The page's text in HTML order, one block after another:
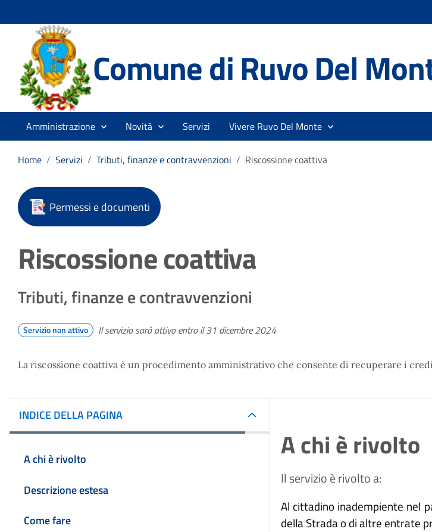
Comune di Ruvo Del
Amministrazione Novità Servizi Vivere Ruvo Del Monte
Home / Servizi / Tributi, finanze e contravvenzioni / Riscossione coattiva
Permessi e documenti
Riscossione coattiva
Tributi, finanze e contravvenzioni
Servizio non attivo Il servizio sarà attivo entro il 31 dicembre 2024
La riscossione coattiva è un procedimento amministrativo che consente di recuperare i
INDICE DELLA PAGINA
A chi è rivolto
Descrizione estesa
Come fare
A chi è rivolto
Il servizio è rivolto a:
Al cittadino inadempiente nel
della Strada o di altre entrate